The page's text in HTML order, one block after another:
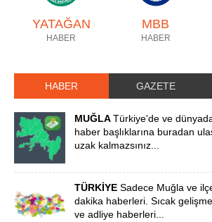
YATAĞAN
HABER
MBB
HABER
HABER GAZETE
MUĞLATürkiye'de ve
haber başlıklarına buradan
uzak kalmazsınız...
TÜRKİYESadece Muğla ve
dakika haberleri. Sıcak
ve adliye haberleri...